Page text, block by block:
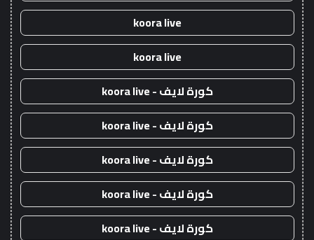
koora live
koora live
كورة لايف - koora live
كورة لايف - koora live
كورة لايف - koora live
كورة لايف - koora live
كورة لايف - koora live